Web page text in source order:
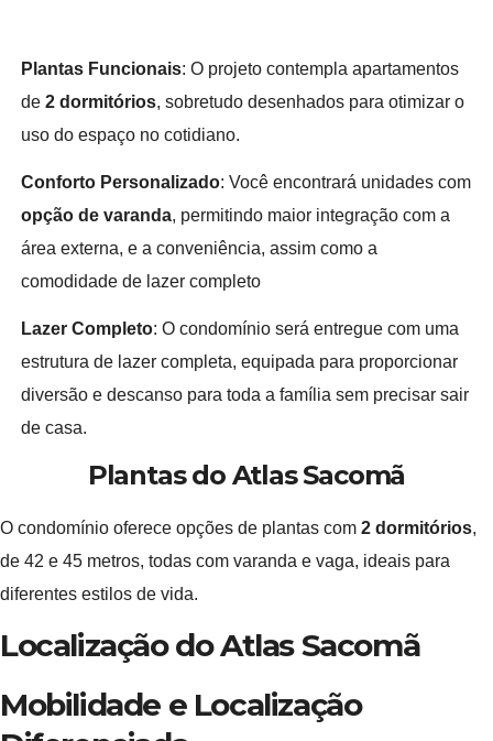
Plantas Funcionais: O projeto contempla apartamentos
de2 dormitórios, sobretudo desenhados para otimizar o
uso do espaço no cotidiano.
Conforto Personalizado: Você encontrará unidades com
opção de varanda, permitindo maior integração com a
área externa, e a conveniência, assim como a
comodidade de lazer completo
Lazer Completo: O condomínio será entregue com uma
estrutura de lazer completa, equipada para proporcionar
diversão e descanso para toda a família sem precisar sair
de casa.
Plantas do Atlas Sacomã
O condomínio oferece opções de plantas com 2 dormitórios,
de 42 e 45 metros, todas com varanda e vaga, ideais para
diferentes estilos de vida.
Localização do Atlas Sacomã
Mobilidade e Localização